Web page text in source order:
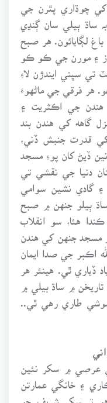
چوڌاري پٿرن جي
ساڌ ٻيلي سان ڳنڍي
لڳايائون. هر صبح
۽ مورن جي ڪو ڪو
تي سڀني ايندڙن لاءِ
هر فرقي جي ماڻهوءَ
جي اڪثريت ۽
گاهه کي هندن بند
قدرت جنبش ڏني،
ڏيڻ کان پوءِ مسجد
1947ع پاڪستان دنيا جي نقشي تي
۽ گادي نشين سوامي
ٻيلو جنهن ۾ صبح
هئا، سو انقلاب
مسجد جنهن کي هندن
اڪبر جي صدا ايمان
ڏياري ٿي. هينئر هر
سال آهڙ جي مهيني جي 12،13 ۽ 14 تاريخن ۾ ساڌ بيلي ۾
طاري رهي ٿي..
سالن جي عرصي ۾ سکر نئين
۽ خانگي عمارتن
تہ سکر شريف جو